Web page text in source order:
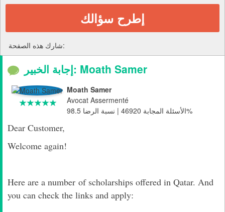
إطرح سؤالك
شارك هذه الصفحة:
إجابة الخبير: Moath Samer
Moath Samer
Avocat Assermenté
الأسئلة المجابة 46920 | نسبة الرضا 98.5%
Dear Customer,
Welcome again!
Here are a number of scholarships offered in Qatar. And
you can check the links and apply: